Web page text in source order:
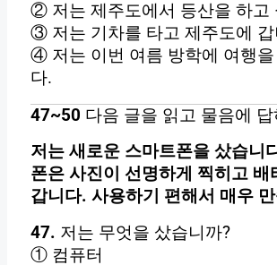
② 저는 제주도에서 등산을 하고
③ 저는 기차를 타고 제주도에 갑
④ 저는 이번 여름 방학에 여행을
다.
47~50 다음 글을 읽고 물음에
저는 새로운 스마트폰을 샀습니
폰은 사진이 선명하게 찍히고 배
갑니다. 사용하기 편해서 매우
47. 저는 무엇을 샀습니까?
① 컴퓨터